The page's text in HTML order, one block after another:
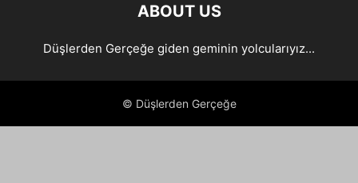
ABOUT US
Düşlerden Gerçeğe giden geminin yolcularıyız...
© Düşlerden Gerçeğe